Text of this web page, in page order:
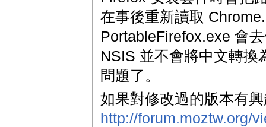
在事後重新讀取
PortableFirefox.exe 會
NSIS 並不會將中文轉換
問題了。
如果對修改過的版本有
http://forum.moztw.org/